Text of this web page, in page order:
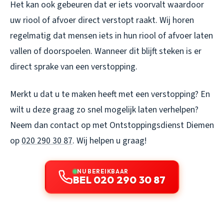
Het kan ook gebeuren dat er iets voorvalt waardoor
uw riool of afvoer direct verstopt raakt. Wij horen
regelmatig dat mensen iets in hun riool of afvoer laten
vallen of doorspoelen. Wanneer dit blijft steken is er
direct sprake van een verstopping.
Merkt u dat u te maken heeft met een verstopping? En
wilt u deze graag zo snel mogelijk laten verhelpen?
Neem dan contact op met Ontstoppingsdienst Diemen
op020 290 30 87. Wij helpen u graag!
NU BEREIKBAAR
BEL 020 290 30 87